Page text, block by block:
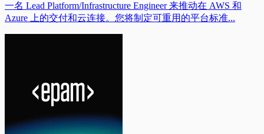
一名 Lead Platform/Infrastructure Engineer 来推动在 AWS 和
Azure 上的交付和云连接。您将制定可重用的平台标准...